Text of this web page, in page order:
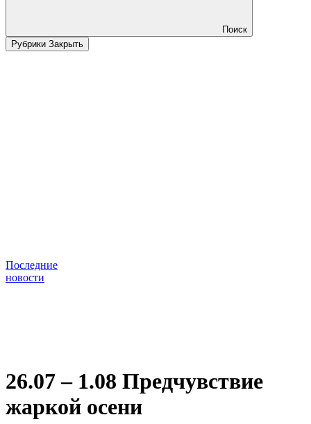
Поиск
Рубрики Закрыть
Последние
новости
26.07 – 1.08 Предчувствие
жаркой осени